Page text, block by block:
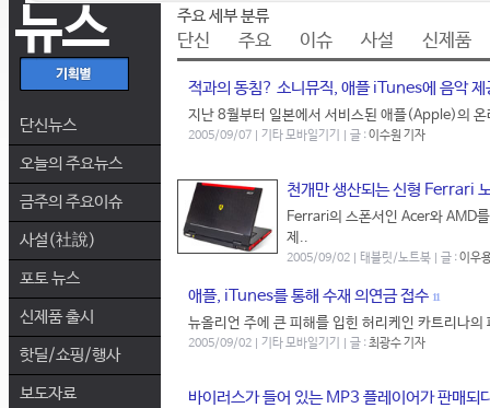
뉴스
단신뉴스
오늘의 주요뉴스
금주의 주요이슈
사설(社說)
포토 뉴스
신제품 출시
핫딜/쇼핑/행사
보도자료
주요 세부 분류
단신 주요 이슈 사설 신제품
적과의 동침? 소니뮤직, 애플 iTunes에 음악 제
지난 8월부터 일본에서 서비스된 애플(Apple)의
2005/09/07 | 기타 모바일기기 | 글 :이수원 기자
천개만 생산되는 신형 Ferrari
Ferrari의 스폰서인 Acer와 AMD
제..
2005/09/02 | 태블릿/노트북 | 글 :이우
애플, iTunes를 통해 수재 의연금 접수 11
뉴올리언 주에 큰 피해를 입힌 허리케인 카트리나
2005/09/02 | 기타 모바일기기 | 글 :최광수 기자
바이러스가 들어 있는 MP3 플레이어가 판매되